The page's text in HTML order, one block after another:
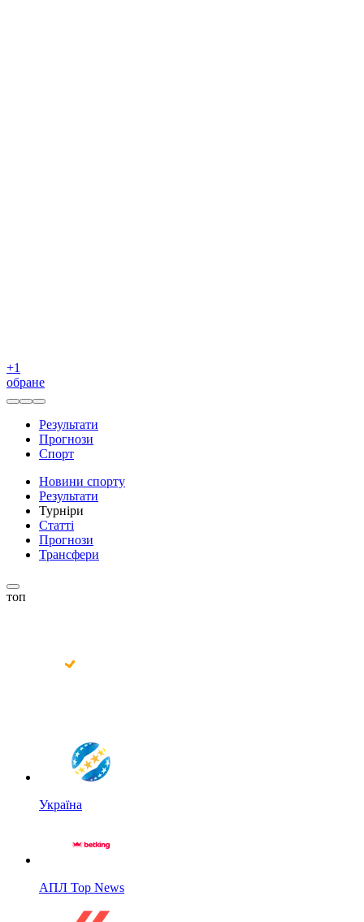
+1
обране
Результати
Прогнози
Спорт
Новини спорту
Результати
Турніри
Статті
Прогнози
Трансфери
топ
Україна
АПЛ Top News